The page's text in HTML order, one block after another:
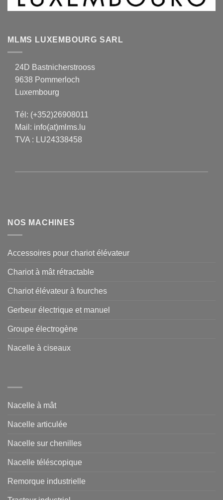
MLMS LUXEMBOURG SARL
24D Bastnicherstrooss
9638 Pommerloch
Luxembourg
Tél: (+352)26908011
Mail: info(at)mlms.lu
TVA : LU24338458
NOS MACHINES
Accessoires pour chariot élévateur
Chariot à mât rétractable
Chariot élévateur à fourches
Gerbeur électrique et manuel
Groupe électrogène
Nacelle à ciseaux
Nacelle à mât
Nacelle articulée
Nacelle sur chenilles
Nacelle téléscopique
Remorque industrielle